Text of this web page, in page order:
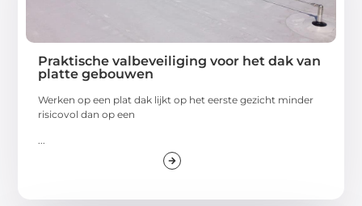
Praktische valbeveiliging voor het dak van
platte gebouwen
Werken op een plat dak lijkt op het eerste gezicht minder
risicovol dan op een
...